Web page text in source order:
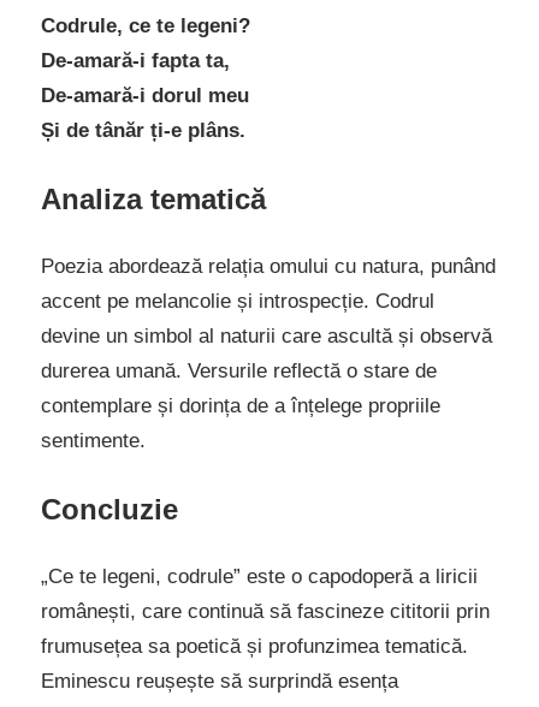
Codrule, ce te legeni?
De-amară-i fapta ta,
De-amară-i dorul meu
Și de tânăr ți-e plâns.
Analiza tematică
Poezia abordează relația omului cu natura, punând
accent pe melancolie și introspecție. Codrul
devine un simbol al naturii care ascultă și observă
durerea umană. Versurile reflectă o stare de
contemplare și dorința de a înțelege propriile
sentimente.
Concluzie
„Ce te legeni, codrule” este o capodoperă a liricii
românești, care continuă să fascineze cititorii prin
frumusețea sa poetică și profunzimea tematică.
Eminescu reușește să surprindă esența